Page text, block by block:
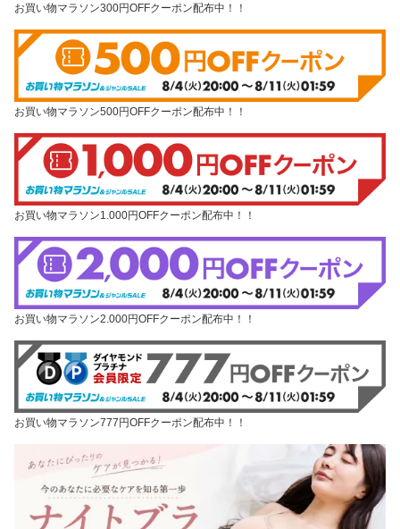
お買い物マラソン300円OFFクーポン配布中！！
お買い物マラソン500円OFFクーポン配布中！！
お買い物マラソン1.000円OFFクーポン配布中！！
お買い物マラソン2.000円OFFクーポン配布中！！
お買い物マラソン777円OFFクーポン配布中！！